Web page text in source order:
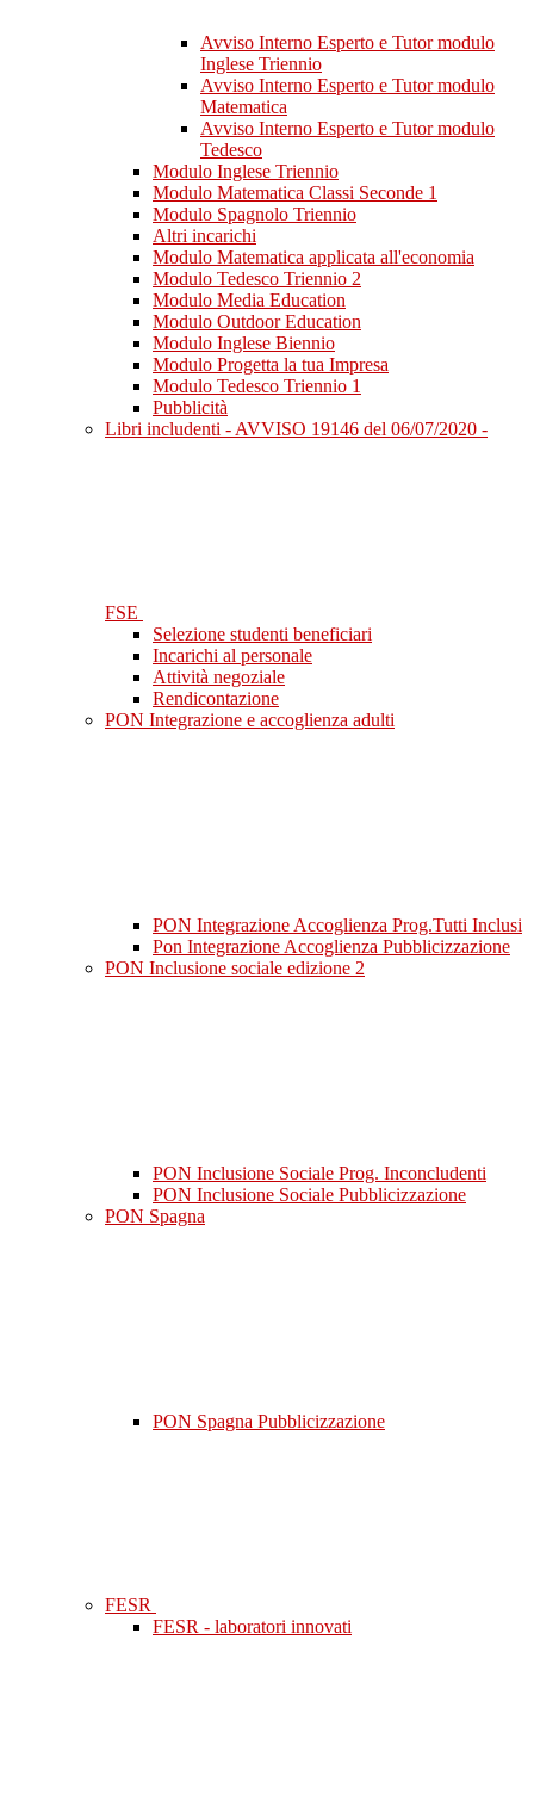
Avviso Interno Esperto e Tutor modulo
Inglese Triennio
Avviso Interno Esperto e Tutor modulo
Matematica
Avviso Interno Esperto e Tutor modulo
Tedesco
Modulo Inglese Triennio
Modulo Matematica Classi Seconde 1
Modulo Spagnolo Triennio
Altri incarichi
Modulo Matematica applicata all'economia
Modulo Tedesco Triennio 2
Modulo Media Education
Modulo Outdoor Education
Modulo Inglese Biennio
Modulo Progetta la tua Impresa
Modulo Tedesco Triennio 1
Pubblicità
Libri includenti - AVVISO 19146 del 06/07/2020 -
FSE
Selezione studenti beneficiari
Incarichi al personale
Attività negoziale
Rendicontazione
PON Integrazione e accoglienza adulti
PON Integrazione Accoglienza Prog.Tutti Inclusi
Pon Integrazione Accoglienza Pubblicizzazione
PON Inclusione sociale edizione 2
PON Inclusione Sociale Prog. Inconcludenti
PON Inclusione Sociale Pubblicizzazione
PON Spagna
PON Spagna Pubblicizzazione
FESR
FESR - laboratori innovati